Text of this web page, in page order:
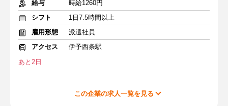
給与
時給1260円
シフト
1日7.5時間以上
雇用形態
派遣社員
アクセス
伊予西条駅
あと2日
この企業の求人一覧を見る